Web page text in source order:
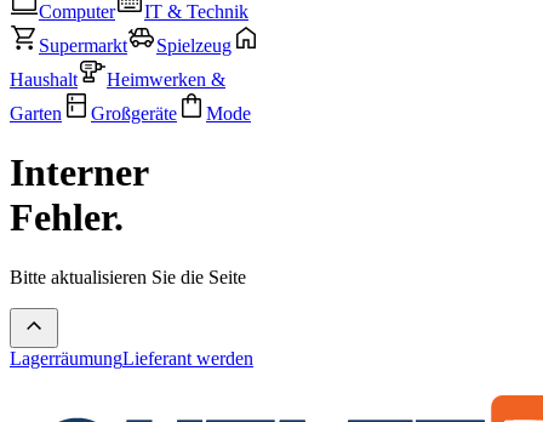
Computer
IT & Technik
Supermarkt
Spielzeug
Haushalt
Heimwerken &
Garten
Großgeräte Mode
Interner
Fehler.
Bitte aktualisieren Sie die Seite
LagerräumungLieferant werden